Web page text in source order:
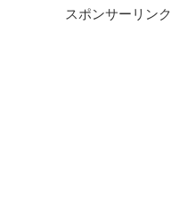
スポンサーリンク